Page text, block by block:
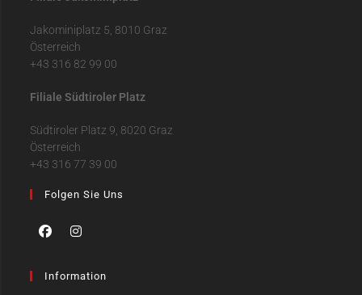
Jakominiplatz 5, 8010 Graz
Österreich
+43 316 82 99 00
Filiale Südtiroler Platz
Südtiroler Platz 9, 8020 Graz
Österreich
+43 316 77 39 00
Folgen Sie Uns
Information